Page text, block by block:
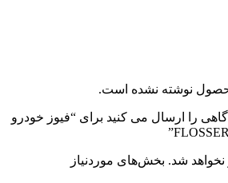
نوشته نشده است.
را ارسال می کنید برای “فیوز خودرو
شد. بخش‌های موردنیاز